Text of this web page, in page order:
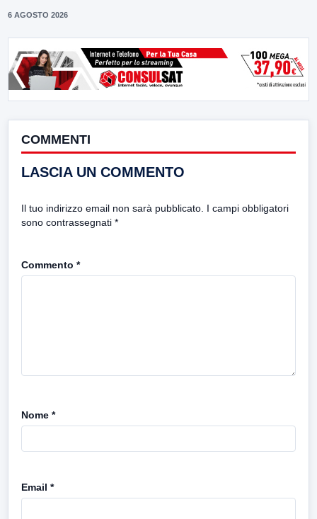
6 AGOSTO 2026
COMMENTI
LASCIA UN COMMENTO
Il tuo indirizzo email non sarà pubblicato. I campi obbligatori
sono contrassegnati *
Commento *
Nome *
Email *